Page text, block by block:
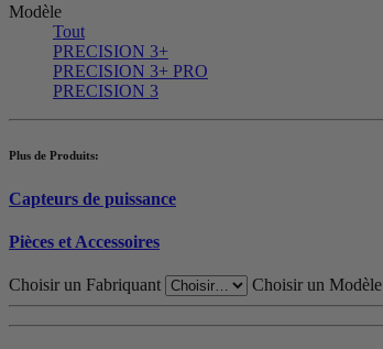
Modèle
Tout
PRECISION 3+
PRECISION 3+ PRO
PRECISION 3
Plus de Produits:
Capteurs de puissance
Pièces et Accessoires
Choisir un Fabriquant Choisir un Modèle